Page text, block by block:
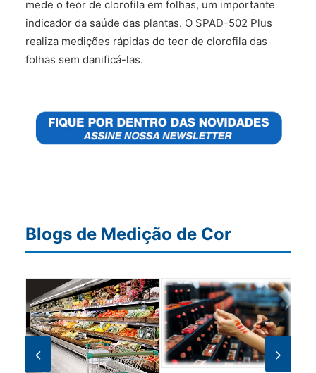
mede o teor de clorofila em folhas, um importante
indicador da saúde das plantas. O SPAD-502 Plus
realiza medições rápidas do teor de clorofila das
folhas sem danificá-las.
Blogs de Medição de Cor